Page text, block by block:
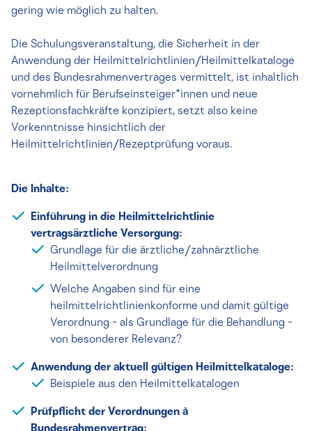
gering wie möglich zu halten.
Die Schulungsveranstaltung, die Sicherheit in der
Anwendung der Heilmittelrichtlinien/Heilmittelkataloge
und des Bundesrahmenvertrages vermittelt, ist inhaltlich
vornehmlich für Berufseinsteiger*innen und neue
Rezeptionsfachkräfte konzipiert, setzt also keine
Vorkenntnisse hinsichtlich der
Heilmittelrichtlinien/Rezeptprüfung voraus.
Die Inhalte:
Einführung in die Heilmittelrichtlinie
vertragsärztliche Versorgung:
Grundlage für die ärztliche/zahnärztliche
Heilmittelverordnung
Welche Angaben sind für eine
heilmittelrichtlinienkonforme und damit gültige
Verordnung - als Grundlage für die Behandlung -
von besonderer Relevanz?
Anwendung der aktuell gültigen Heilmittelkataloge:
Beispiele aus den Heilmittelkatalogen
Prüfpflicht der Verordnungen à
Bundesrahmenvertrag: